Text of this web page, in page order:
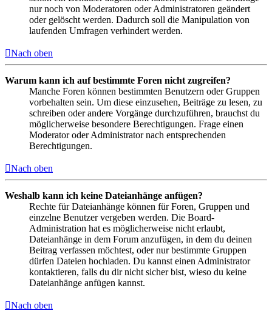
nur noch von Moderatoren oder Administratoren geändert
oder gelöscht werden. Dadurch soll die Manipulation von
laufenden Umfragen verhindert werden.
Nach oben
Warum kann ich auf bestimmte Foren nicht zugreifen?
Manche Foren können bestimmten Benutzern oder Gruppen
vorbehalten sein. Um diese einzusehen, Beiträge zu lesen, zu
schreiben oder andere Vorgänge durchzuführen, brauchst du
möglicherweise besondere Berechtigungen. Frage einen
Moderator oder Administrator nach entsprechenden
Berechtigungen.
Nach oben
Weshalb kann ich keine Dateianhänge anfügen?
Rechte für Dateianhänge können für Foren, Gruppen und
einzelne Benutzer vergeben werden. Die Board-
Administration hat es möglicherweise nicht erlaubt,
Dateianhänge in dem Forum anzufügen, in dem du deinen
Beitrag verfassen möchtest, oder nur bestimmte Gruppen
dürfen Dateien hochladen. Du kannst einen Administrator
kontaktieren, falls du dir nicht sicher bist, wieso du keine
Dateianhänge anfügen kannst.
Nach oben